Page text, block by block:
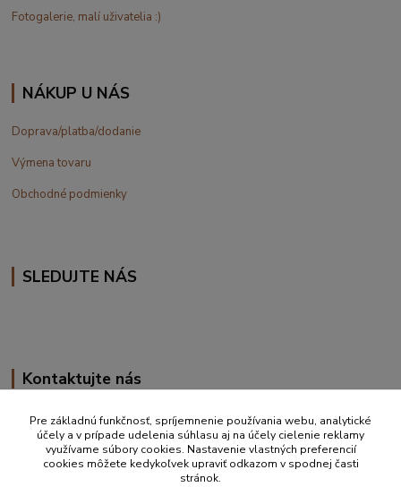
Fotogalerie, malí uživatelia :)
NÁKUP U NÁS
Doprava/platba/dodanie
Výmena tovaru
Obchodné podmienky
SLEDUJTE NÁS
Kontaktujte nás
+420 777 610 855
info@vakynaspanie.sk
Pre základnú funkčnosť, spríjemnenie používania webu, analytické
účely a v prípade udelenia súhlasu aj na účely cielenie reklamy
využívame súbory cookies. Nastavenie vlastných preferencií
cookies môžete kedykoľvek upraviť odkazom v spodnej časti
stránok.